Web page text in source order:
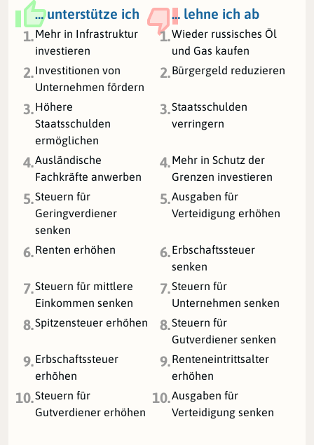
… unterstütze ich
… lehne ich ab
1.Mehr in Infrastruktur
investieren
1.Wieder russisches Öl
und Gas kaufen
2.Investitionen von
Unternehmen fördern
2.Bürgergeld reduzieren
3.Höhere
Staatsschulden
ermöglichen
3.Staatsschulden
verringern
4.Ausländische
Fachkräfte anwerben
4.Mehr in Schutz der
Grenzen investieren
5.Steuern für
Geringverdiener
senken
5.Ausgaben für
Verteidigung erhöhen
6.Renten erhöhen 6.Erbschaftssteuer
senken
7.Steuern für mittlere
Einkommen senken
7.Steuern für
Unternehmen senken
8.Spitzensteuer erhöhen 8.Steuern für
Gutverdiener senken
9.Erbschaftssteuer
erhöhen
9.Renteneintrittsalter
erhöhen
10.Steuern für
Gutverdiener erhöhen
10.Ausgaben für
Verteidigung senken